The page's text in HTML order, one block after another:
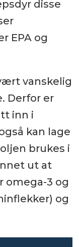
disse
EPA og
vanskelig
Derfor er
inn i
kan lage
brukes i
ut at
omega-3 og
og